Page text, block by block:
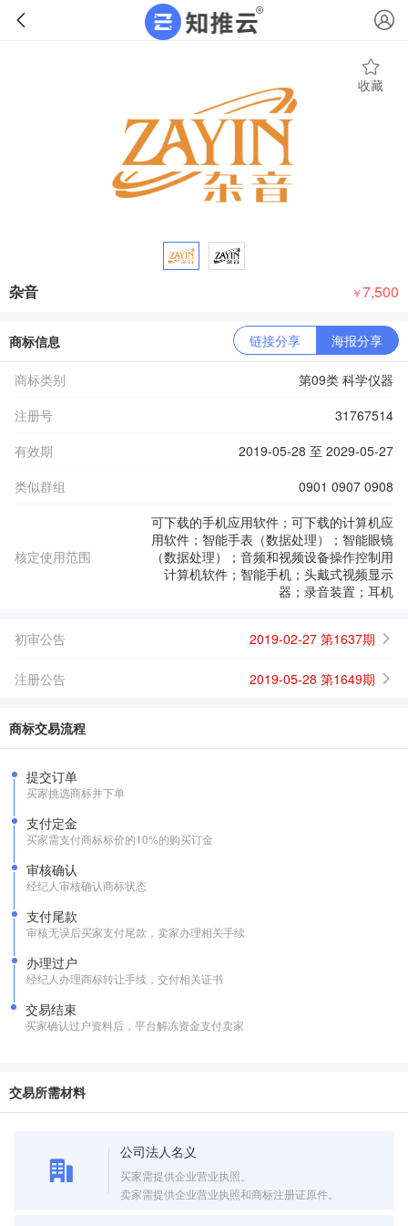
收藏
杂音 ￥7,500
商标信息 链接分享 海报分享
商标类别
第09类 科学仪器
注册号
31767514
有效期
2019-05-28 至 2029-05-27
类似群组
0901 0907 0908
核定使用范围
可下载的手机应用软件；可下载的计算机应
用软件；智能手表（数据处理）；智能眼镜
（数据处理）；音频和视频设备操作控制用
计算机软件；智能手机；头戴式视频显示
器；录音装置；耳机
初审公告 2019-02-27 第1637期
注册公告 2019-05-28 第1649期
商标交易流程
提交订单
买家挑选商标并下单
支付定金
买家需支付商标标价的10%的购买订金
审核确认
经纪人审核确认商标状态
支付尾款
审核无误后买家支付尾款，卖家办理相关手续
办理过户
经纪人办理商标转让手续，交付相关证书
交易结束
买家确认过户资料后，平台解冻资金支付卖家
交易所需材料
公司法人名义
买家需提供企业营业执照。
卖家需提供企业营业执照和商标注册证原件。